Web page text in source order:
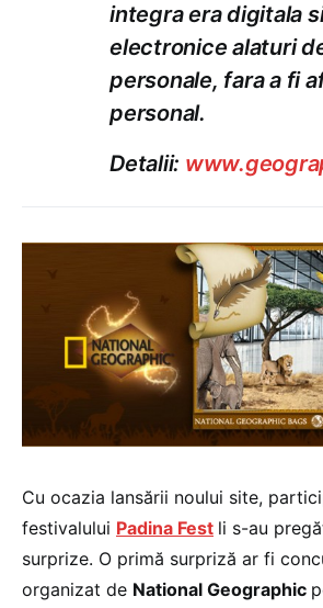
integra era digitala
electronice alaturi
personale, fara a fi
personal.
Detalii:
Cu ocazia lansării noului site,
festivalului Padina Fest li s-au
surprize. O primă surpriză ar fi
organizat de National Geographic